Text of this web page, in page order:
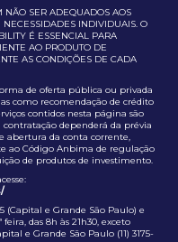
NÃO SER ADEQUADOS AOS
NECESSIDADES INDIVIDUAIS. O
É ESSENCIAL PARA
AO PRODUTO DE
AS CONDIÇÕES DE CADA
de oferta pública ou privada
como recomendação de crédito
contidos nesta página são
dependerá da prévia
abertura da conta corrente,
ao Código Anbima de regulação
de produtos de investimento.
(Capital e Grande São Paulo) e
feira, das 8h às 21h30, exceto
e Grande São Paulo (11) 3175-